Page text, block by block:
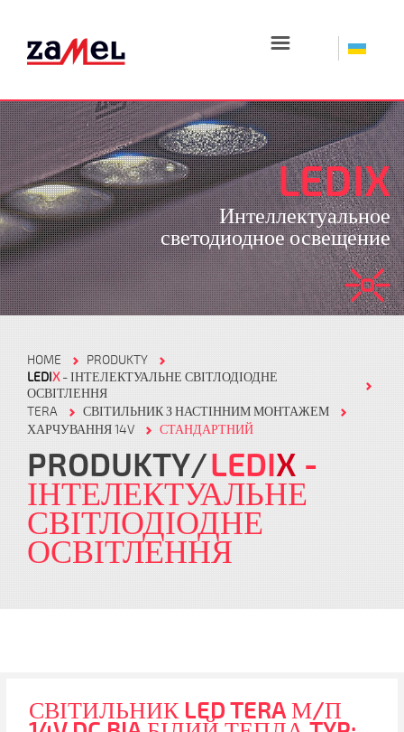
☰
LEDIX
Интеллектуальное
светодиодное освещение
HOME
PRODUKTY
LEDIX- ІНТЕЛЕКТУАЛЬНЕ СВІТЛОДІОДНЕ
ОСВІТЛЕННЯ
TERA
СВІТИЛЬНИК З НАСТІННИМ МОНТАЖЕМ
ХАРЧУВАННЯ 14V
СТАНДАРТНИЙ
PRODUKTY LEDIX -
ІНТЕЛЕКТУАЛЬНЕ
СВІТЛОДІОДНЕ
ОСВІТЛЕННЯ
СВІТИЛЬНИК LED TERA М/П